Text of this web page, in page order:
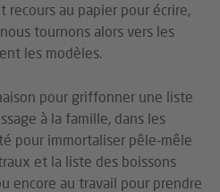
recours au papier pour écrire,
tournons alors vers les
les modèles.
pour griffonner une liste
à la famille, dans les
pour immortaliser pêle-mêle
et la liste des boissons
encore au travail pour prendre